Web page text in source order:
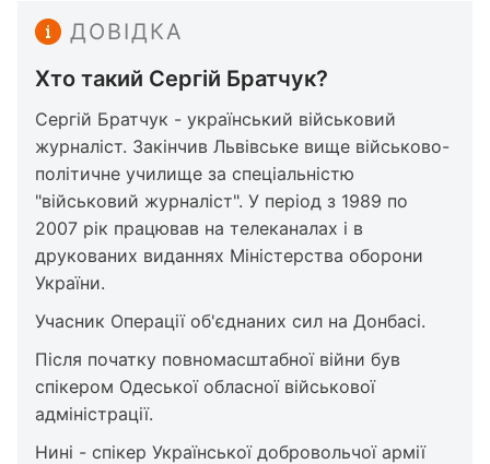
ДОВІДКА
Хто такий Сергій Братчук?
Сергій Братчук - український військовий
журналіст. Закінчив Львівське вище військово-
політичне училище за спеціальністю
"військовий журналіст". У період з 1989 по
2007 рік працював на телеканалах і в
друкованих виданнях Міністерства оборони
України.
Учасник Операції об'єднаних сил на Донбасі.
Після початку повномасштабної війни був
спікером Одеської обласної військової
адміністрації.
Нині - спікер Української добровольчої армії